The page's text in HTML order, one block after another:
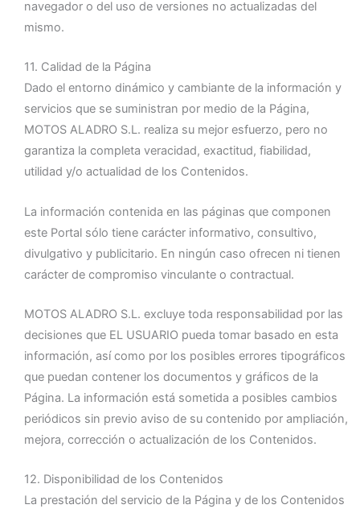
navegador o del uso de versiones no actualizadas del
mismo.
11. Calidad de la Página
Dado el entorno dinámico y cambiante de la información y
servicios que se suministran por medio de la Página,
MOTOS ALADRO S.L. realiza su mejor esfuerzo, pero no
garantiza la completa veracidad, exactitud, fiabilidad,
utilidad y/o actualidad de los Contenidos.
La información contenida en las páginas que componen
este Portal sólo tiene carácter informativo, consultivo,
divulgativo y publicitario. En ningún caso ofrecen ni tienen
carácter de compromiso vinculante o contractual.
MOTOS ALADRO S.L. excluye toda responsabilidad por las
decisiones que EL USUARIO pueda tomar basado en esta
información, así como por los posibles errores tipográficos
que puedan contener los documentos y gráficos de la
Página. La información está sometida a posibles cambios
periódicos sin previo aviso de su contenido por ampliación,
mejora, corrección o actualización de los Contenidos.
12. Disponibilidad de los Contenidos
La prestación del servicio de la Página y de los Contenidos